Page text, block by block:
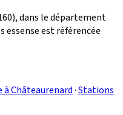
dans le département
essense est référencée
Châteaurenard·Stations